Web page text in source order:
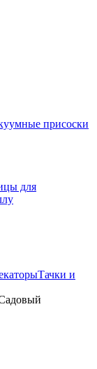
присоски
для
Тачки и